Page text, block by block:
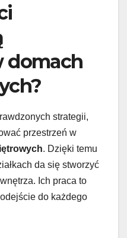
domach
strategii,
przestrzeń w
. Dzięki temu
da się stworzyć
Ich praca to
do każdego